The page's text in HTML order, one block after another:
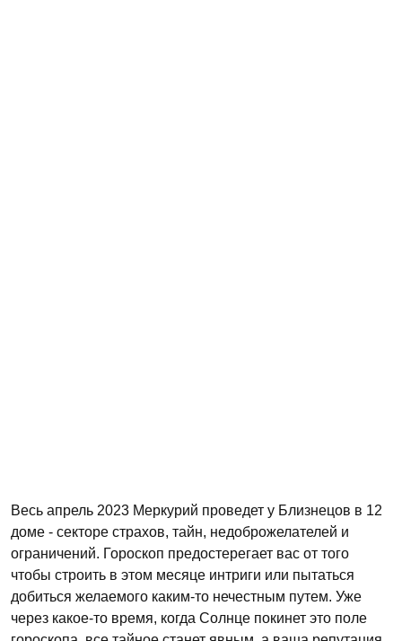
Весь апрель 2023 Меркурий проведет у Близнецов в 12
доме - секторе страхов, тайн, недоброжелателей и
ограничений. Гороскоп предостерегает вас от того
чтобы строить в этом месяце интриги или пытаться
добиться желаемого каким-то нечестным путем. Уже
через какое-то время, когда Солнце покинет это поле